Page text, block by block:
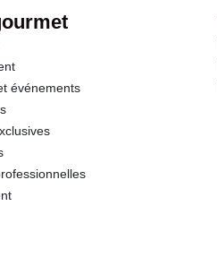
événements